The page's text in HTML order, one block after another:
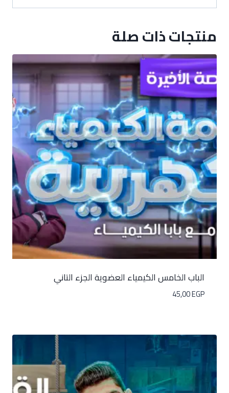
منتجات ذات صلة
الباب الخامس الكيمياء العضوية الجزء التاني
45,00EGP